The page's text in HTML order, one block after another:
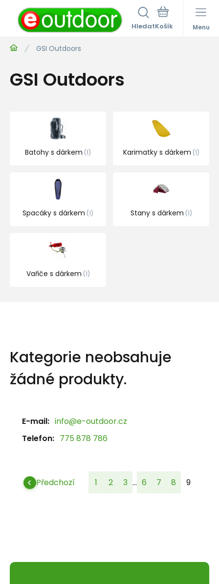
Hledat Menu
GSI Outdoors
GSI Outdoors
Batohy s dárkem 1 Karimatky s dárkem 1
Spacáky s dárkem 1 Stany s dárkem 1
Vařiče s dárkem 1
Kategorie neobsahuje
žádné produkty.
E-mail: info@e-outdoor.cz
Telefon: 775 878 786
Předchozí 1 2 3 ... 6 7 8 9